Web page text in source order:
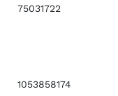
75031722
1053858174